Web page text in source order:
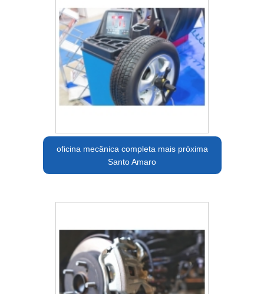
oficina mecânica completa mais próxima
Santo Amaro